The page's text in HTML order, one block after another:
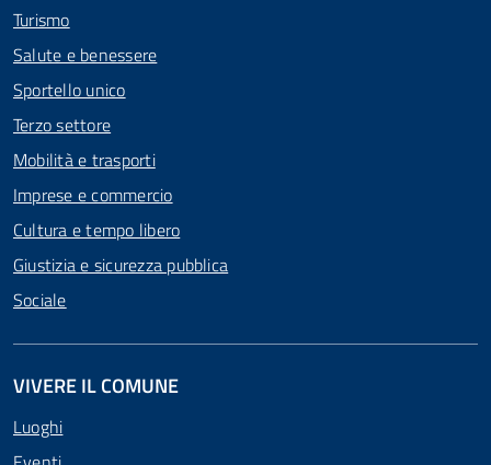
Turismo
Salute e benessere
Sportello unico
Terzo settore
Mobilità e trasporti
Imprese e commercio
Cultura e tempo libero
Giustizia e sicurezza pubblica
Sociale
VIVERE IL COMUNE
Luoghi